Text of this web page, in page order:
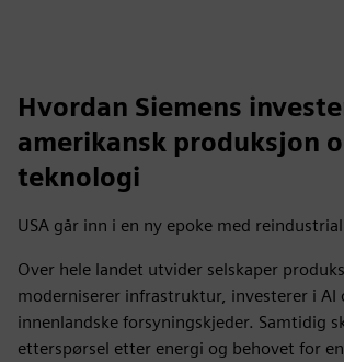
Hvordan Siemens
amerikansk produksjon
teknologi
USA går inn i en ny epoke med
Over hele landet utvider selskaper
moderniserer infrastruktur, investerer i AI
innenlandske forsyningskjeder. Samtidig
etterspørsel etter energi og behovet for